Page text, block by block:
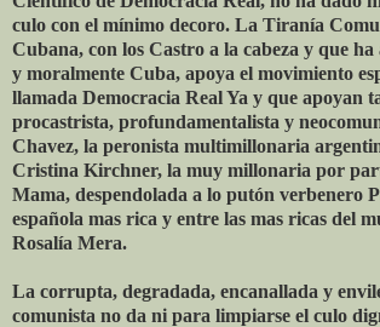
culo con el mínimo decoro. La Tiranía
Cubana, con los Castro a la cabeza y que
y moralmente Cuba, apoya el movimiento
llamada Democracia Real Ya y que apoyan
procastrista, profundamentalista y
Chavez, la peronista multimillonaria
Cristina Kirchner, la muy millonaria por
Mama, despendolada a lo putón verbenero
española mas rica y entre las mas ricas del
Rosalía Mera.
La corrupta, degradada, encanallada y
comunista no da ni para limpiarse el culo